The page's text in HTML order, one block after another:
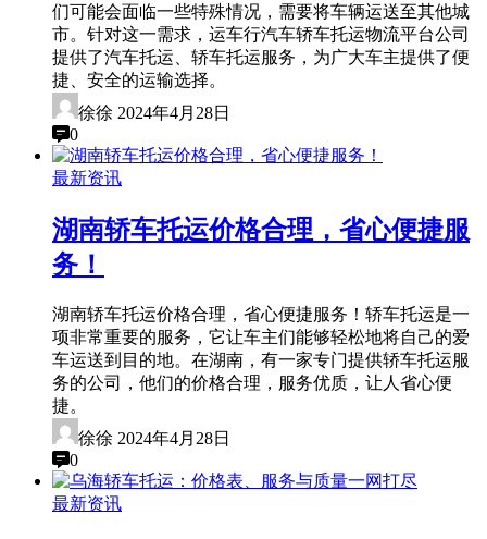
们可能会面临一些特殊情况，需要将车辆运送至其他城
市。针对这一需求，运车行汽车轿车托运物流平台公司
提供了汽车托运、轿车托运服务，为广大车主提供了便
捷、安全的运输选择。
徐徐 2024年4月28日
0
最新资讯
湖南轿车托运价格合理，省心便捷服
务！
湖南轿车托运价格合理，省心便捷服务！轿车托运是一
项非常重要的服务，它让车主们能够轻松地将自己的爱
车运送到目的地。在湖南，有一家专门提供轿车托运服
务的公司，他们的价格合理，服务优质，让人省心便
捷。
徐徐 2024年4月28日
0
最新资讯